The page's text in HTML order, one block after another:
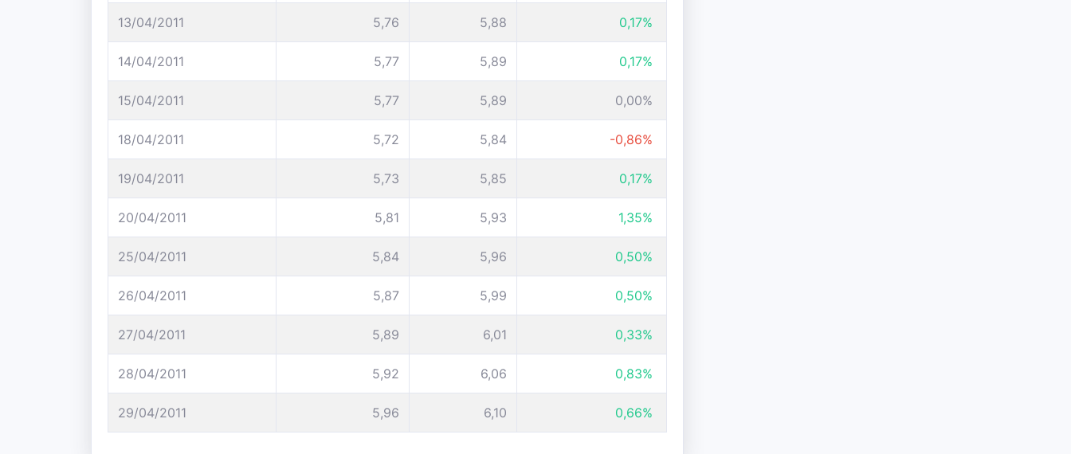
13/04/2011 5,76 5,88 0,17%
14/04/2011 5,77 5,89 0,17%
15/04/2011 5,77 5,89 0,00%
18/04/2011 5,72 5,84 -0,86%
19/04/2011 5,73 5,85 0,17%
20/04/2011 5,81 5,93 1,35%
25/04/2011 5,84 5,96 0,50%
26/04/2011 5,87 5,99 0,50%
27/04/2011 5,89 6,01 0,33%
28/04/2011 5,92 6,06 0,83%
29/04/2011 5,96 6,10 0,66%